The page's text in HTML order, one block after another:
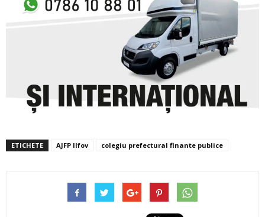
ETICHETE AJFP Ilfov colegiu prefectural finante publice